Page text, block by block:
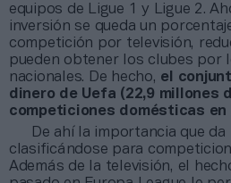
equipos de Ligue 1 y Ligue 2.
inversión se queda un
competición por televisión,
pueden obtener los clubes por
nacionales. De hecho, el
dinero de Uefa (22,9 millones
competiciones domésticas en
De ahí la importancia que
clasificándose para
Además de la televisión, el